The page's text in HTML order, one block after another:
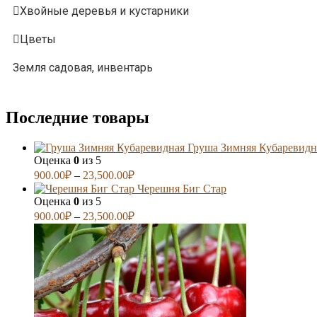
Хвойные деревья и кустарники
Цветы
Земля садовая, инвентарь
Последние товары
Груша Зимняя
Оценка 0 из 5
900.00₽ – 23,500.00₽
Черешня Биг Стар
Оценка 0 из 5
900.00₽ – 23,500.00₽